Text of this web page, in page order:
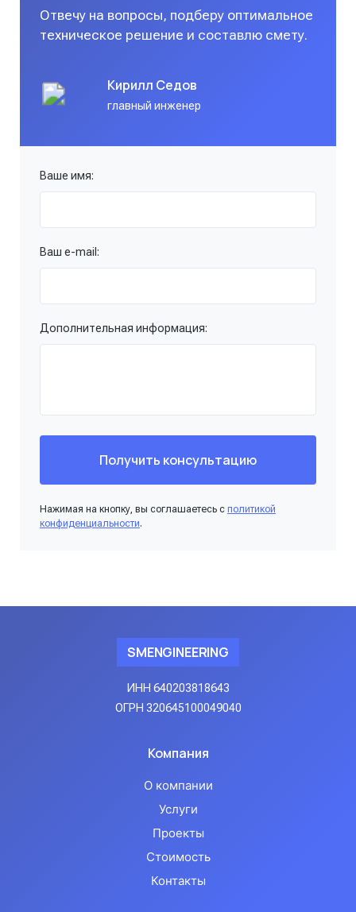
Отвечу на вопросы, подберу оптимальное
техническое решение и составлю смету.
Кирилл Седов
главный инженер
Ваше имя:
Ваш e-mail:
Дополнительная информация:
Получить консультацию
Нажимая на кнопку, вы соглашаетесь с политикой
конфиденциальности.
SMENGINEERING
ИНН 640203818643
ОГРН 320645100049040
Компания
О компании
Услуги
Проекты
Стоимость
Контакты